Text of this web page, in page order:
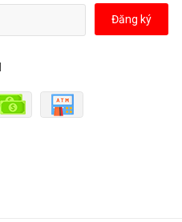
Đăng ký